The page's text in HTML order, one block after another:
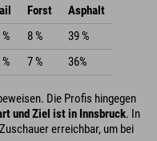
Forst
Asphalt
8 %
39 %
7 % 36%
Die Profis hingegen
und Ziel ist in Innsbruck. In
erreichbar, um bei